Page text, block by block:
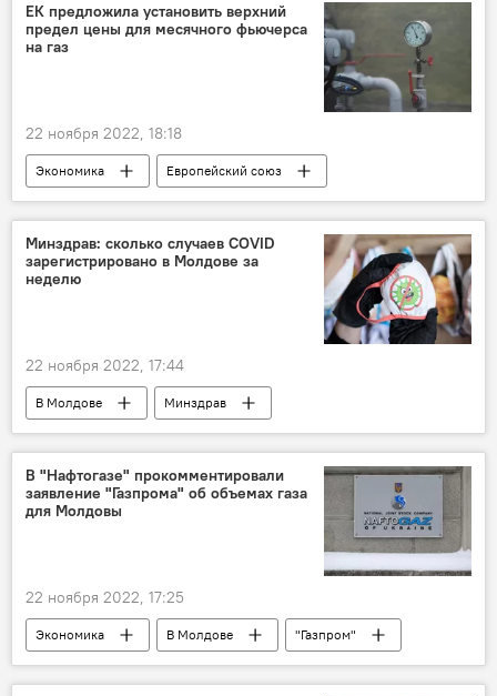
ЕК предложила установить верхний
предел цены для месячного фьючерса
на газ
22 ноября 2022, 18:18
Экономика
Европейский союз
Еврокомиссия
газ цена
Минздрав: сколько случаев COVID
зарегистрировано в Молдове за
неделю
22 ноября 2022, 17:44
В Молдове
Минздрав
Коронавирус
В "Нафтогазе" прокомментировали
заявление "Газпрома" об объемах газа
для Молдовы
22 ноября 2022, 17:25
Экономика В Молдове
"Газпром"
"Нафтогаз"